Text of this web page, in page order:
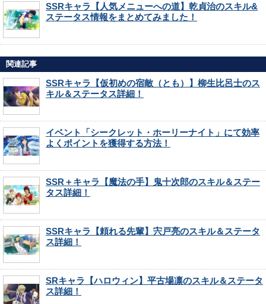
SSRキャラ【人気メニューへの道】乾貞治のスキル&
ステータス情報をまとめてみました！
関連記事
SSRキャラ【仮初めの宿敵（とも）】柳生比呂士のス
キル＆ステータス詳細！
イベント「シークレット・ホーリーナイト」にて効率
よくポイントを獲得する方法！
SSR＋キャラ【魔法の手】鬼十次郎のスキル＆ステー
タス詳細！
SSRキャラ【頼れる先輩】宍戸亮のスキル＆ステータ
ス詳細！
SRキャラ【ハロウィン】平古場凛のスキル＆ステータ
ス詳細！